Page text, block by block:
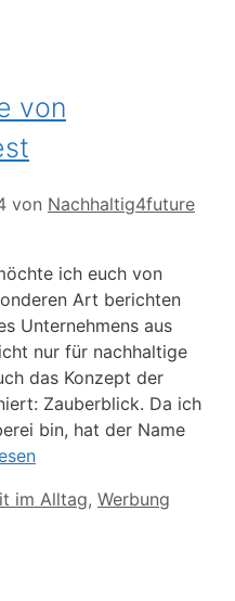
von
von Nachhaltig4future
ich euch von
Art berichten
Unternehmens aus
nur für nachhaltige
das Konzept der
Zauberblick. Da ich
bin, hat der Name
im Alltag, Werbung